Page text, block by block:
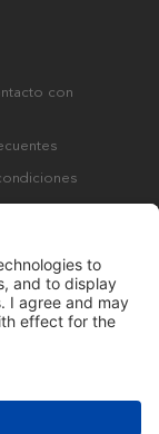
con
los derechos